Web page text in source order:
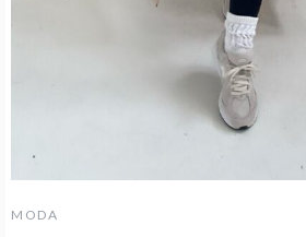
MODA